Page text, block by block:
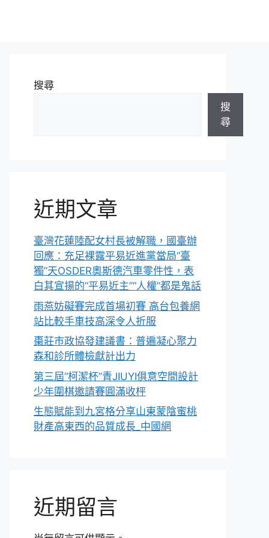
搜尋
搜
尋
近期文章
臺灣花蓮陸配女村長被解職，國臺辦
回應：充足裸露平易近進黨當局“臺
獨”天OSDER奧斯德汽車零件性，表
白其宣揚的“平易近主”“人權”都是鬼話
雨燕妨礙賽完成首場初賽 高台包養網
站比較手車技高深令人折服
棗莊市政協發建議書：普遍凝心聚力
森和診所體檢獻計出力
第三屆“柯潔杯”青JIUYI俱意空間設計
少年圍棋邀請賽圓滿收枰
生態賦能到九宮格分享山東蒙陰蜜桃
財產高東西的品質成長_中國網
近期留言